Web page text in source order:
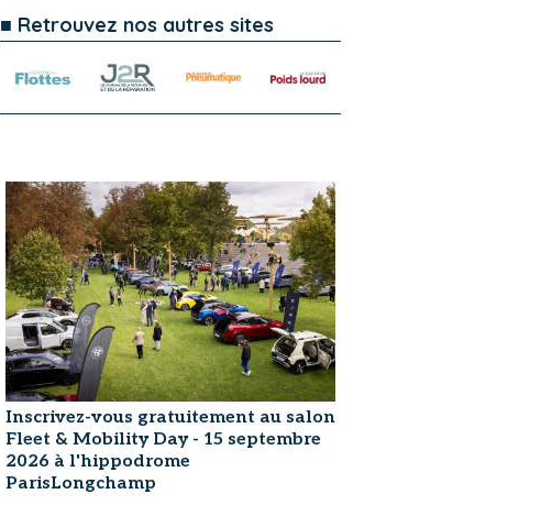
■ Retrouvez nos autres sites
Inscrivez-vous gratuitement au salon
Fleet & Mobility Day - 15 septembre
2026 à l'hippodrome
ParisLongchamp